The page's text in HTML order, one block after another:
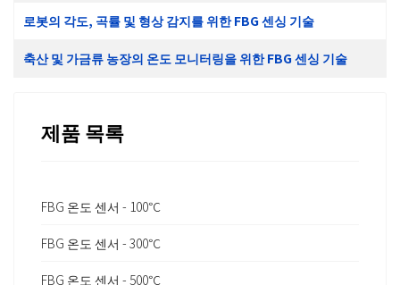
로봇의 각도, 곡률 및 형상 감지를 위한 FBG 센싱 기술
축산 및 가금류 농장의 온도 모니터링을 위한 FBG 센싱 기술
제품 목록
FBG 온도 센서 - 100℃
FBG 온도 센서 - 300℃
FBG 온도 센서 - 500℃